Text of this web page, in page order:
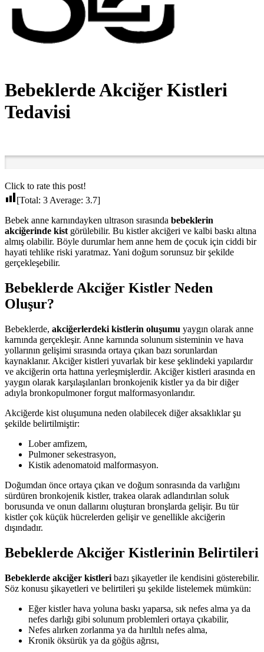
Bebeklerde Akciğer Kistleri
Tedavisi
Click to rate this post!
[Total: 3 Average: 3.7]
Bebek anne karnındayken ultrason sırasında bebeklerin
akciğerinde kist görülebilir. Bu kistler akciğeri ve kalbi baskı altına
almış olabilir. Böyle durumlar hem anne hem de çocuk için ciddi bir
hayati tehlike riski yaratmaz. Yani doğum sorunsuz bir şekilde
gerçekleşebilir.
Bebeklerde Akciğer Kistler Neden
Oluşur?
Bebeklerde, akciğerlerdeki kistlerin oluşumu yaygın olarak anne
karnında gerçekleşir. Anne karnında solunum sisteminin ve hava
yollarının gelişimi sırasında ortaya çıkan bazı sorunlardan
kaynaklanır. Akciğer kistleri yuvarlak bir kese şeklindeki yapılardır
ve akciğerin orta hattına yerleşmişlerdir. Akciğer kistleri arasında en
yaygın olarak karşılaşılanları bronkojenik kistler ya da bir diğer
adıyla bronkopulmoner forgut malformasyonlarıdır.
Akciğerde kist oluşumuna neden olabilecek diğer aksaklıklar şu
şekilde belirtilmiştir:
Lober amfizem,
Pulmoner sekestrasyon,
Kistik adenomatoid malformasyon.
Doğumdan önce ortaya çıkan ve doğum sonrasında da varlığını
sürdüren bronkojenik kistler, trakea olarak adlandırılan soluk
borusunda ve onun dallarını oluşturan bronşlarda gelişir. Bu tür
kistler çok küçük hücrelerden gelişir ve genellikle akciğerin
dışındadır.
Bebeklerde Akciğer Kistlerinin Belirtileri
Bebeklerde akciğer kistleri bazı şikayetler ile kendisini gösterebilir.
Söz konusu şikayetleri ve belirtileri şu şekilde listelemek mümkün:
Eğer kistler hava yoluna baskı yaparsa, sık nefes alma ya da
nefes darlığı gibi solunum problemleri ortaya çıkabilir,
Nefes alırken zorlanma ya da hırıltılı nefes alma,
Kronik öksürük ya da göğüs ağrısı,